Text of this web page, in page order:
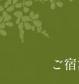
ご